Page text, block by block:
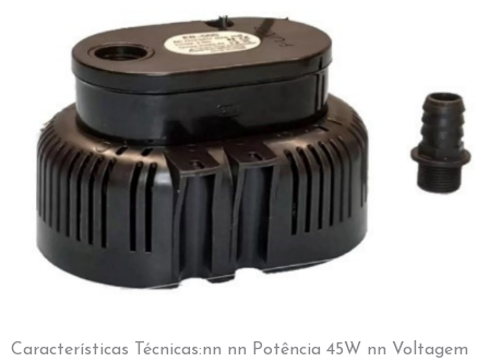
Características Técnicas:nn nn Potência 45W nn Voltagem